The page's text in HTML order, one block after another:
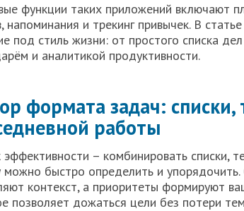
функции таких приложений включают
напоминания и трекинг привычек. В
под стиль жизни: от простого списка
и аналитикой продуктивности.
формата задач:
работы
– комбинировать списки,
можно быстро определить и
контекст, а приоритеты формируют
позволяет дожаться цели без потери